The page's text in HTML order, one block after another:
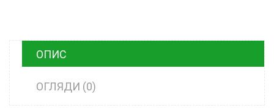
ОПИС
ОГЛЯДИ (0)